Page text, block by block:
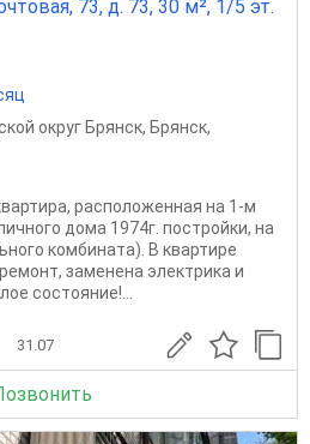
73, д. 73, 30 м², 1/5 эт.
округ Брянск, Брянск,
расположенная на 1-м
дома 1974г. постройки, на
комбината). В квартире
заменена электрика и
состояние!...
31.07